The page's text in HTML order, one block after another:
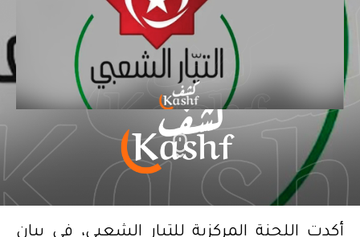
أكدت اللجنة المركزية للتيار الشعبي، في بيان